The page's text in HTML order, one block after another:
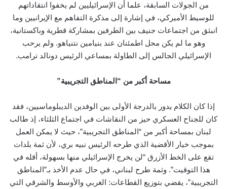
من الجولات السابقة، علما أن الإسرائيليين لم يخفوا انتقاداتهم
للوسيط الأميركي، في إشارة إلى مذكرة التفاهم مع الإيرانيين وما
انبثق من اجتماعات جنيف بين الطرفين بمشاركة قطرية وباكستانية،
وهو ما لم يكن محل اطمئنان عند بنيامين نتنياهو. ولم يرحب
الإسرائيلي الجالس إلى الطاولة بمساعي الرئيس دونالد ترامب.
مساحة أكبر من “المناطق التجريبية”
إذا كان الكلام يدور بالدرجة الأولى بين الوفدين الديبلوماسيين، فقد
كان للجناح العسكري حيز من النقاشات في اجتماع الثلثاء، إذ طالب
لبنان بمساحة أكبر من “المناطق التجريبية”، حيث لا يمكن العمل
بموجب خيار الأقضية الذي طرحه الرئيس نبيه بري، لأن ثمة بلدات
تقع على الخط الأزرق “لن يخرج الإسرائيلي منها بسهولة، أقله في
هذا التوقيت”. وثمة طرح لبناني، في حال عدم الأخذ بـ”المناطق
التجريبية”، يقضي بتوزيع القطاعات: الغربي والأوسط والشرقي التي